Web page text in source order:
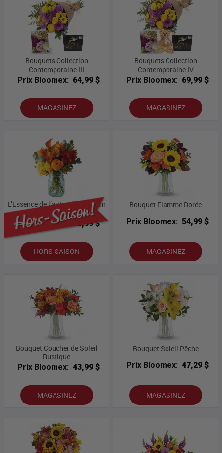
Bouquets Collection
Contemporaine III
Prix Bloomex: 64,99 $
MAGASINEZ
Bouquets Collection
Contemporaine IV
Prix Bloomex: 69,99 $
MAGASINEZ
L’Essence de l’automne dans un
pot Mason
Prix Bloomex:
50,99 $
HORS-SAISON
Bouquet Flamme Dorée
Prix Bloomex: 54,99 $
MAGASINEZ
Bouquet Coucher de Soleil
Rustique
Prix Bloomex: 43,99 $
MAGASINEZ
Bouquet Soleil Pêche
Prix Bloomex: 47,29 $
MAGASINEZ